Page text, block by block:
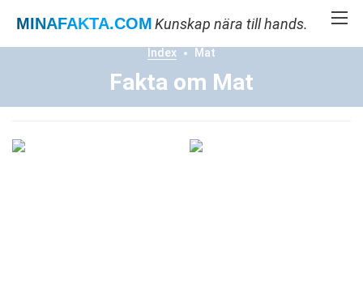
MINAFAKTA.COMKunskap nära till hands.
Index Mat
Fakta om Mat